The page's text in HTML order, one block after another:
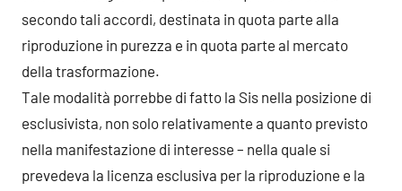
secondo tali accordi, destinata in quota parte alla
riproduzione in purezza e in quota parte al mercato
della trasformazione.
Tale modalità porrebbe di fatto la Sis nella posizione di
esclusivista, non solo relativamente a quanto previsto
nella manifestazione di interesse – nella quale si
prevedeva la licenza esclusiva per la riproduzione e la